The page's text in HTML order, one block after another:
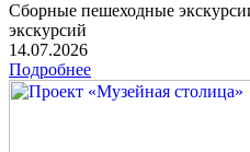
Сборные пешеходные
экскурсий
14.07.2026
Подробнее